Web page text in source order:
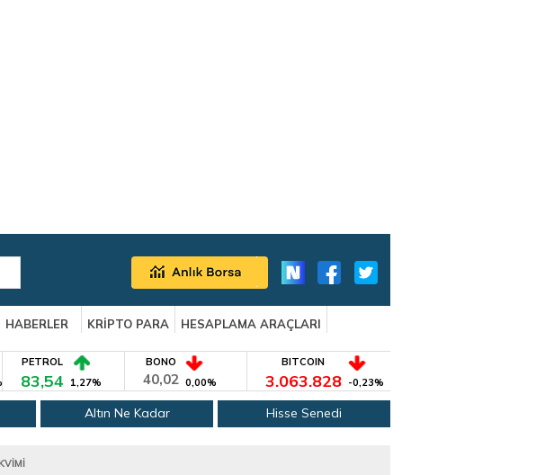
HABERLER KRİPTO PARA
HESAPLAMA ARAÇLARI
PETROL
83,54 1,27%
BONO
40,02 0,00%
BITCOIN
3.063.828 -0,23%
Altın Ne Kadar Hisse Senedi